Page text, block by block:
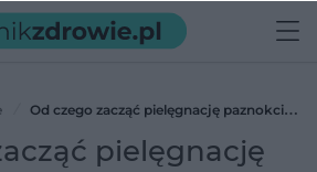
Od czego zacząć pielęgnację paznokci?
pielęgnację